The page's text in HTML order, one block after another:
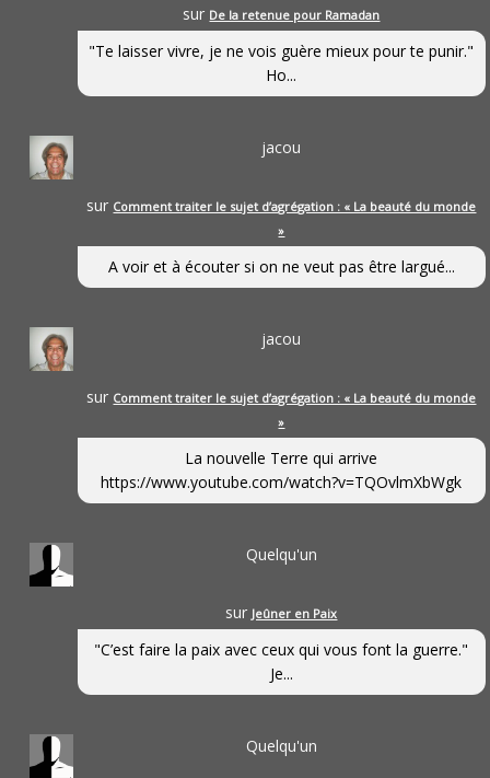
sur De la retenue pour Ramadan
"Te laisser vivre, je ne vois guère mieux pour te punir."
Ho...
jacou
sur Comment traiter le sujet d’agrégation : « La beauté du monde
»
A voir et à écouter si on ne veut pas être largué...
jacou
sur Comment traiter le sujet d’agrégation : « La beauté du monde
»
La nouvelle Terre qui arrive
https://www.youtube.com/watch?v=TQOvlmXbWgk
Quelqu'un
sur Jeûner en Paix
"C’est faire la paix avec ceux qui vous font la guerre."
Je...
Quelqu'un